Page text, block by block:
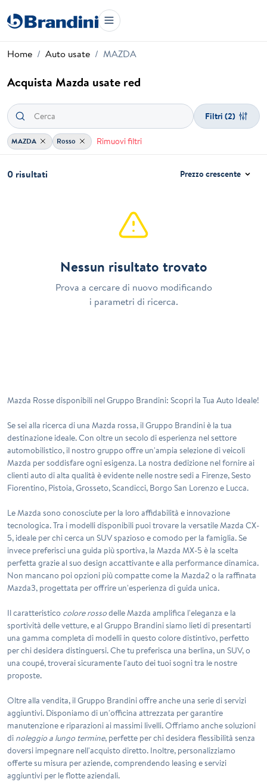
Home Auto usate MAZDA
Acquista Mazda usate red
Filtri (2)
MAZDA Rosso Rimuovi filtri
0 risultati Prezzo crescente
Nessun risultato trovato
Prova a cercare di nuovo modificando
i parametri di ricerca.
Mazda Rosse disponibili nel Gruppo Brandini: Scopri la Tua Auto Ideale!
Se sei alla ricerca di una Mazda rossa, il Gruppo Brandini è la tua
destinazione ideale. Con oltre un secolo di esperienza nel settore
automobilistico, il nostro gruppo offre un'ampia selezione di veicoli
Mazda per soddisfare ogni esigenza. La nostra dedizione nel fornire ai
clienti auto di alta qualità è evidente nelle nostre sedi a Firenze, Sesto
Fiorentino, Pistoia, Grosseto, Scandicci, Borgo San Lorenzo e Lucca.
LeMazda sono conosciute per la loro affidabilità e innovazione
tecnologica. Tra i modelli disponibili puoi trovare la versatileMazda CX-
5, ideale per chi cerca un SUV spazioso e comodo per la famiglia. Se
invece preferisci una guida più sportiva, la Mazda MX-5è la scelta
perfetta grazie al suo design accattivante e alla performance dinamica.
Non mancano poi opzioni più compatte come la Mazda2 o la raffinata
Mazda3, progettata per offrire un'esperienza di guida unica.
Il caratteristico colore rossodelle Mazda amplifica l'eleganza e la
sportività delle vetture, e al Gruppo Brandini siamo lieti di presentarti
una gamma completa di modelli in questo colore distintivo, perfetto
per chi desidera distinguersi. Che tu preferisca una berlina, un SUV, o
una coupé, troverai sicuramente l'auto dei tuoi sogni tra le nostre
proposte.
Oltre alla vendita, il Gruppo Brandini offre anche una serie di servizi
aggiuntivi. Disponiamo di un'officina attrezzata per garantire
manutenzione e riparazioni ai massimi livelli. Offriamo anche soluzioni
di noleggio a lungo termine, perfette per chi desidera flessibilità senza
doversi impegnare nell'acquisto diretto. Inoltre, personalizziamo
offerte su misura per aziende, comprendendo leasing e servizi
aggiuntivi per le flotte aziendali.